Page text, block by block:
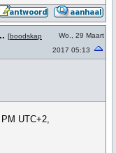
[boodskap
Wo., 29 Maart
2017 05:13
UTC+2,